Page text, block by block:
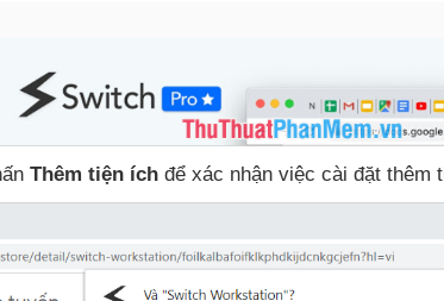
Thêm tiện ích để xác nhận việc cài đặt thêm